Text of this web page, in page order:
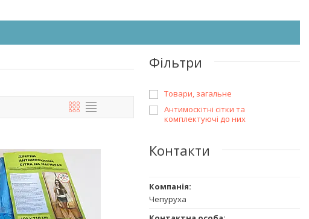
Фільтри
Товари, загальне
Антимоскітні сітки та
комплектуючі до них
Контакти
Чепуруха